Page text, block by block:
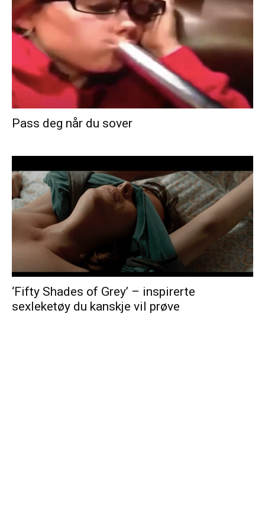
Pass deg når du sover
‘Fifty Shades of Grey’ – inspirerte
sexleketøy du kanskje vil prøve